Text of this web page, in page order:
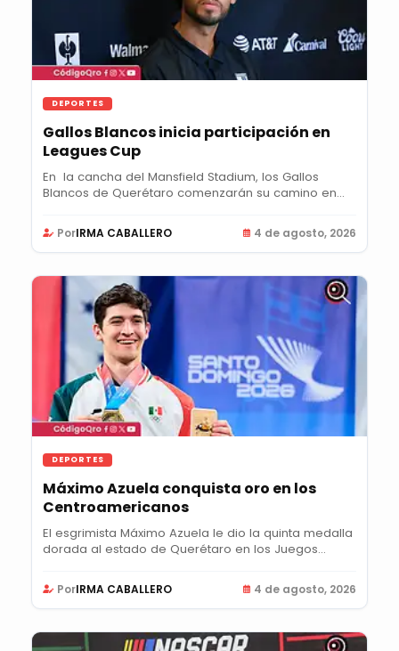
DEPORTES
Gallos Blancos inicia participación en
Leagues Cup
En la cancha del Mansfield Stadium, los Gallos
Blancos de Querétaro comenzarán su camino en
PorIRMA CABALLERO 4 de agosto, 2026
DEPORTES
Máximo Azuela conquista oro en los
Centroamericanos
El esgrimista Máximo Azuela le dio la quinta medalla
dorada al estado de Querétaro en los Juegos...
PorIRMA CABALLERO 4 de agosto, 2026